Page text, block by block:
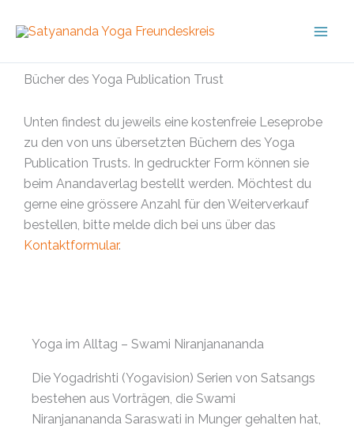
Bücher des Yoga Publication Trust
Unten findest du jeweils eine kostenfreie Leseprobe
zu den von uns übersetzten Büchern des Yoga
Publication Trusts. In gedruckter Form können sie
beim Anandaverlag bestellt werden. Möchtest du
gerne eine grössere Anzahl für den Weiterverkauf
bestellen, bitte melde dich bei uns über das
Kontaktformular.
Yoga im Alltag – Swami Niranjanananda
Die Yogadrishti (Yogavision) Serien von Satsangs
bestehen aus Vorträgen, die Swami
Niranjanananda Saraswati in Munger gehalten hat,